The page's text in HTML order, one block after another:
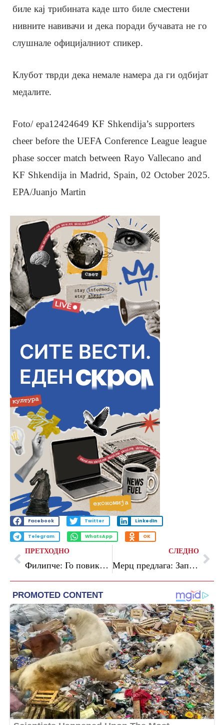
биле кај трибината каде што биле сместени
нивните навивачи и дека поради бучавата не го
слушнале официјалниот спикер.
Клубот тврди дека немале намера да ги одбијат
медалите.
Foto/ epa12424649 KF Shkendija’s supporters
cheer before the UEFA Conference League league
phase soccer match between Rayo Vallecano and
KF Shkendija in Madrid, Spain, 02 October 2025.
EPA/Juanjo Martin
Facebook Twitter LinkedIn
Telegram WhatsApp OK
ПРЕТХОДНО
Филипче: Го повикувам Мицкоски заедно да ги донесеме уставните измени
СЛЕДНО
Мерц предлага: Западен Балкан како набљудувач во ЕУ, Украина како придружна членка без право на глас